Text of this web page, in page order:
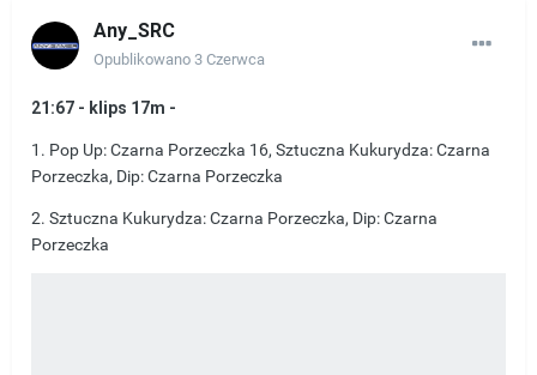
Any_SRC
Opublikowano 3 Czerwca
21:67 - klips 17m -
1. Pop Up: Czarna Porzeczka 16, Sztuczna Kukurydza: Czarna
Porzeczka, Dip: Czarna Porzeczka
2. Sztuczna Kukurydza: Czarna Porzeczka, Dip: Czarna
Porzeczka